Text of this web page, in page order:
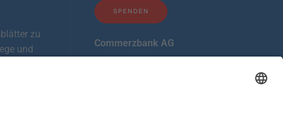
zu
und
SPENDEN
Commerzbank AG